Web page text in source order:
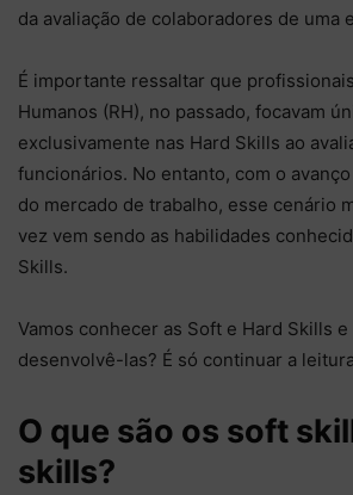
da avaliação de colaboradores de uma
É importante ressaltar que
Humanos (RH), no passado, focavam
exclusivamente nas Hard Skills ao
funcionários. No entanto, com o
do mercado de trabalho, esse cenário
vez vem sendo as habilidades
Skills.
Vamos conhecer as Soft e Hard Skills
desenvolvê-las? É só continuar a
O que são os soft
skills?